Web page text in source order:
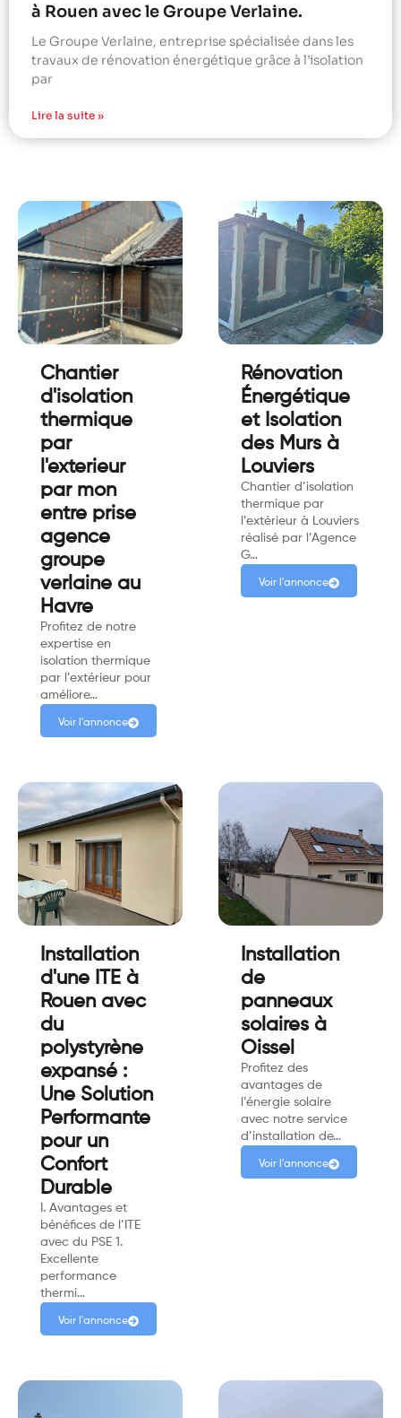
à Rouen avec le Groupe Verlaine.
Le Groupe Verlaine, entreprise spécialisée dans les
travaux de rénovation énergétique grâce à l’isolation
par
Lire la suite »
Chantier
d'isolation
thermique
par
l'exterieur
par mon
entre prise
agence
groupe
verlaine au
Havre
Profitez de notre
expertise en
isolation thermique
par l’extérieur pour
améliore…
Voir l'annonce
Rénovation
Énergétique
et Isolation
des Murs à
Louviers
Chantier d’isolation
thermique par
l’extérieur à Louviers
réalisé par l’Agence
G…
Voir l'annonce
Installation
d'une ITE à
Rouen avec
du
polystyrène
expansé :
Une Solution
Performante
pour un
Confort
Durable
I. Avantages et
bénéfices de l’ITE
avec du PSE 1.
Excellente
performance
thermi…
Voir l'annonce
Installation
de
panneaux
solaires à
Oissel
Profitez des
avantages de
l’énergie solaire
avec notre service
d’installation de…
Voir l'annonce